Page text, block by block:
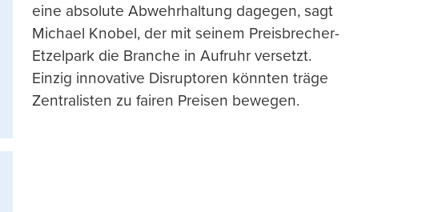
eine absolute Abwehrhaltung dagegen, sagt
Michael Knobel, der mit seinem Preisbrecher-
Etzelpark die Branche in Aufruhr versetzt.
Einzig innovative Disruptoren könnten träge
Zentralisten zu fairen Preisen bewegen.